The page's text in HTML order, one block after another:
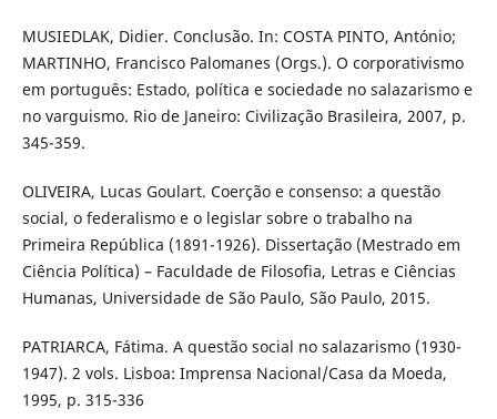
MUSIEDLAK, Didier. Conclusão. In: COSTA PINTO, António;
MARTINHO, Francisco Palomanes (Orgs.). O corporativismo
em português: Estado, política e sociedade no salazarismo e
no varguismo. Rio de Janeiro: Civilização Brasileira, 2007, p.
345-359.
OLIVEIRA, Lucas Goulart. Coerção e consenso: a questão
social, o federalismo e o legislar sobre o trabalho na
Primeira República (1891-1926). Dissertação (Mestrado em
Ciência Política) – Faculdade de Filosofia, Letras e Ciências
Humanas, Universidade de São Paulo, São Paulo, 2015.
PATRIARCA, Fátima. A questão social no salazarismo (1930-
1947). 2 vols. Lisboa: Imprensa Nacional/Casa da Moeda,
1995, p. 315-336